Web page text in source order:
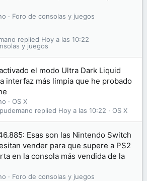
Foro de consolas y juegos
y juegos
Hoy a las 10:22
el modo Ultra Dark Liquid
interfaz más limpia que he probado
OS X
OS X
Hoy a las 10:22
Esas son las Nintendo Switch
vender para que supere a PS2
en la consola más vendida de la
Foro de consolas y juegos